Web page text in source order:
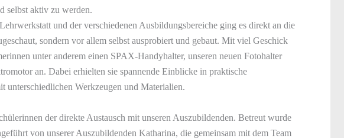
selbst aktiv zu werden.
und der verschiedenen Ausbildungsbereiche ging es direkt an die
sondern vor allem selbst ausprobiert und gebaut. Mit viel Geschick
unter anderem einen SPAX-Handyhalter, unseren neuen Fotohalter
an. Dabei erhielten sie spannende Einblicke in praktische
unterschiedlichen Werkzeugen und Materialien.
der direkte Austausch mit unseren Auszubildenden. Betreut wurde
von unserer Auszubildenden Katharina, die gemeinsam mit dem Team